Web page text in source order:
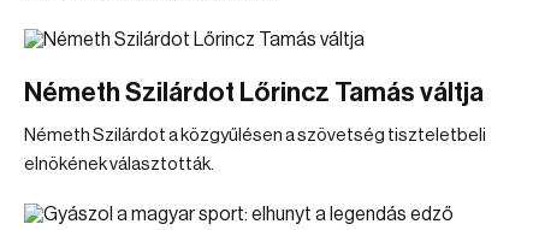
Németh Szilárdot Lőrincz Tamás váltja
Németh Szilárdot a közgyűlésen a szövetség tiszteletbeli
elnökének választották.